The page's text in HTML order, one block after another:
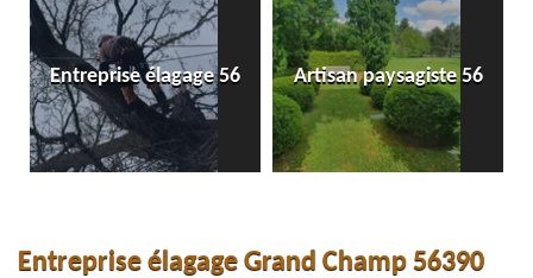
Entreprise élagage 56 Artisan paysagiste 56
Entreprise élagage Grand Champ 56390